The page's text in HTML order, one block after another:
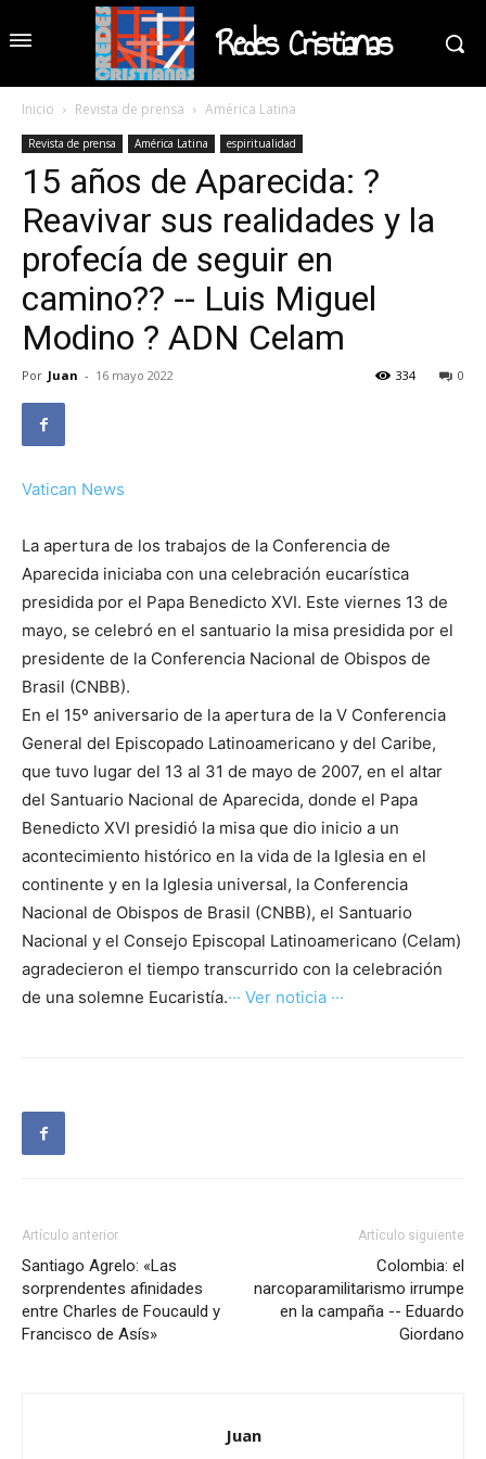
Redes Cristianas
Inicio Revista de prensa América Latina
Revista de prensa América Latina espiritualidad
15 años de Aparecida: ?
Reavivar sus realidades y la
profecía de seguir en
camino?? -- Luis Miguel
Modino ? ADN Celam
Por Juan - 16 mayo 2022 0
334
Vatican News
La apertura de los trabajos de la Conferencia de
Aparecida iniciaba con una celebración eucarística
presidida por el Papa Benedicto XVI. Este viernes 13 de
mayo, se celebró en el santuario la misa presidida por el
presidente de la Conferencia Nacional de Obispos de
Brasil (CNBB).
En el 15º aniversario de la apertura de la V Conferencia
General del Episcopado Latinoamericano y del Caribe,
que tuvo lugar del 13 al 31 de mayo de 2007, en el altar
del Santuario Nacional de Aparecida, donde el Papa
Benedicto XVI presidió la misa que dio inicio a un
acontecimiento histórico en la vida de la Iglesia en el
continente y en la Iglesia universal, la Conferencia
Nacional de Obispos de Brasil (CNBB), el Santuario
Nacional y el Consejo Episcopal Latinoamericano (Celam)
agradecieron el tiempo transcurrido con la celebración
de una solemne Eucaristía.··· Ver noticia ···
Artículo anterior
Santiago Agrelo: «Las
sorprendentes afinidades
entre Charles de Foucauld y
Francisco de Asís»
Artículo siguiente
Colombia: el
narcoparamilitarismo irrumpe
en la campaña -- Eduardo
Giordano
Juan